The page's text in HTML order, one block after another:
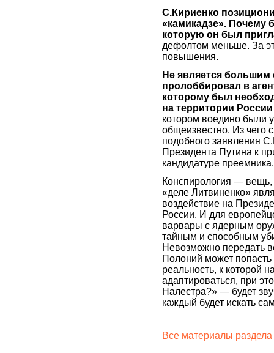
С.Кириенко
«камикадзе». Почему
которую он был
дефолтом меньше. За
повышения.
Не является большим
пролоббировал в
которому был
на территории
котором воедино были
общеизвестно. Из чего
подобного заявления
Президента Путина к
кандидатуре преемника.
Конспирология —
«деле Литвиненко»
воздействие на
России. И для
варвары с ядерным
тайным и способным
Невозможно передать
Полоний может попасть
реальность, к которой
адаптироваться, при
Налестра?» — будет
каждый будет искать
Все материалы